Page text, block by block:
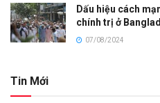
Dấu hiệu cách
chính trị ở
07/08/2024
Tin Mới